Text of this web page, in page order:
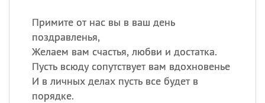
Примите от нас вы в ваш день
поздравленья,
Желаем вам счастья, любви и достатка.
Пусть всюду сопутствует вам вдохновенье
И в личных делах пусть все будет в
порядке.